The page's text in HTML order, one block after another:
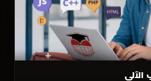
الآلي